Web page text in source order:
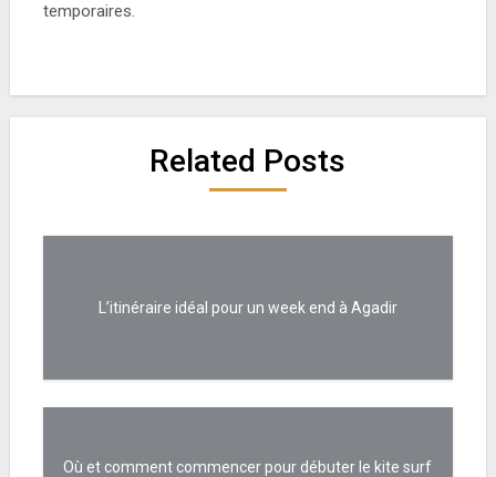
temporaires.
Related Posts
L’itinéraire idéal pour un week end à Agadir
Où et comment commencer pour débuter le kite surf